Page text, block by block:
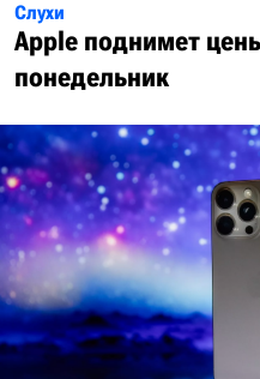
Слухи
Apple поднимет
понедельник